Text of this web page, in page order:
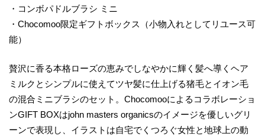
・コンボパドルブラシ ミニ
・Chocomoo限定ギフトボックス（小物入れとしてリユース可
能）
贅沢に香る本格ローズの恵みでしなやかに輝く髪へ導くヘア
ミルクとシンプルに使えてツヤ髪に仕上げる猪毛とイオン毛
の混合ミニブラシのセット。Chocomooによるコラボレーショ
ンGIFT BOXはjohn masters organicsのイメージを優しいグリ
ーンで表現し、イラストは自宅でくつろぐ女性と地球上の動